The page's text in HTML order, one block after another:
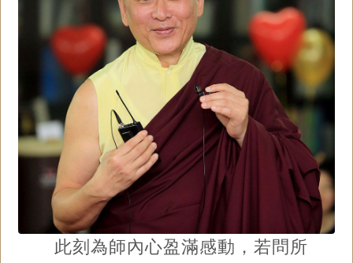
此刻為師內心盈滿感動，若問所